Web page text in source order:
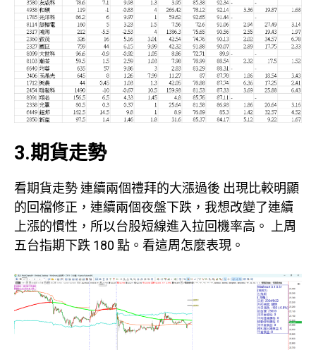
3.期貨走勢
看期貨走勢 連續兩個禮拜的大漲過後 出現比較明顯
的回檔修正，連續兩個夜盤下跌，我想改變了連續
上漲的慣性，所以台股短線進入拉回機率高。 上周
五台指期下跌 180 點。看這周怎麼表現。